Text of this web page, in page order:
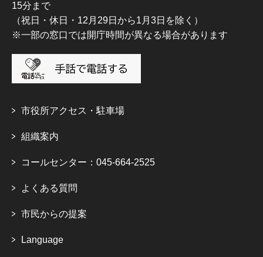
15分まで
（祝日・休日・12月29日から1月3日を除く）
※一部の窓口では開庁時間が異なる場合があります
市役所アクセス・駐車場
組織案内
コールセンター：045-664-2525
よくある質問
市民からの提案
Language